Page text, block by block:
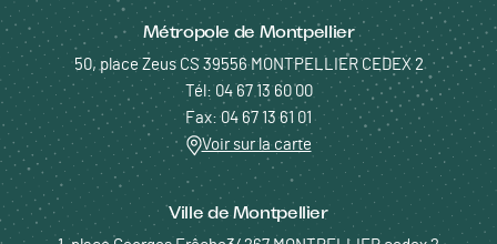
Métropole de Montpellier
50, place Zeus CS 39556 MONTPELLIER CEDEX 2
Tél: 04 67 13 60 00
Fax: 04 67 13 61 01
Voir sur la carte
Ville de Montpellier